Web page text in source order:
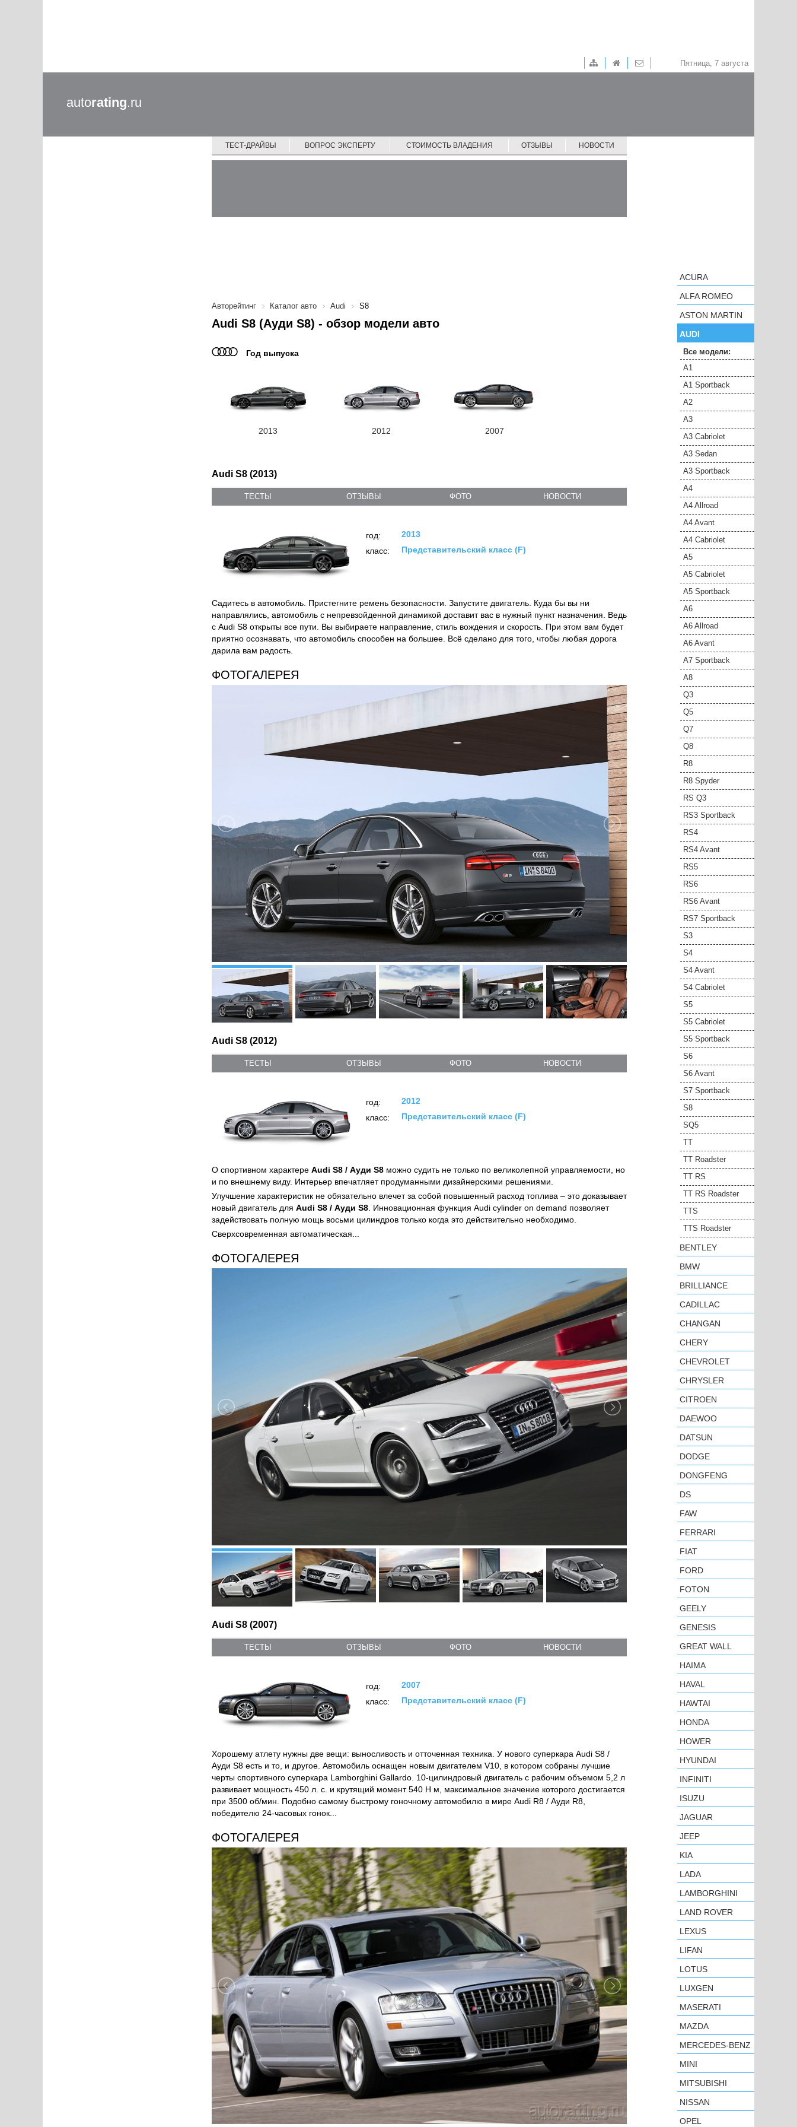
Пятница, 7 августа
autorating.ru
ТЕСТ-ДРАЙВЫ ВОПРОС ЭКСПЕРТУ СТОИМОСТЬ ВЛАДЕНИЯ ОТЗЫВЫ НОВОСТИ
Авторейтинг Каталог авто Audi S8
Audi S8 (Ауди S8) - обзор модели авто
Год выпуска
2013 2012 2007
Audi S8 (2013)
ТЕСТЫ ОТЗЫВЫ ФОТО НОВОСТИ
год:
2013
класс:
Представительский класс (F)
Садитесь в автомобиль. Пристегните ремень безопасности. Запустите двигатель. Куда бы вы ни
направлялись, автомобиль с непревзойденной динамикой доставит вас в нужный пункт назначения. Ведь
с Audi S8 открыты все пути. Вы выбираете направление, стиль вождения и скорость. При этом вам будет
приятно осознавать, что автомобиль способен на большее. Всё сделано для того, чтобы любая дорога
дарила вам радость.
ФОТОГАЛЕРЕЯ
Audi S8 (2012)
ТЕСТЫ ОТЗЫВЫ ФОТО НОВОСТИ
год:
2012
класс:
Представительский класс (F)
О спортивном характере Audi S8 / Ауди S8 можно судить не только по великолепной управляемости, но
и по внешнему виду. Интерьер впечатляет продуманными дизайнерскими решениями.
Улучшение характеристик не обязательно влечет за собой повышенный расход топлива – это доказывает
новый двигатель для Audi S8 / Ауди S8. Инновационная функция Audi cylinder on demand позволяет
задействовать полную мощь восьми цилиндров только когда это действительно необходимо.
Сверхсовременная автоматическая...
ФОТОГАЛЕРЕЯ
Audi S8 (2007)
ТЕСТЫ ОТЗЫВЫ ФОТО НОВОСТИ
год:
2007
класс:
Представительский класс (F)
Хорошему атлету нужны две вещи: выносливость и отточенная техника. У нового суперкара Audi S8 /
Ауди S8 есть и то, и другое. Автомобиль оснащен новым двигателем V10, в котором собраны лучшие
черты спортивного суперкара Lamborghini Gallardo. 10-цилиндровый двигатель с рабочим объемом 5,2 л
развивает мощность 450 л. с. и крутящий момент 540 Н м, максимальное значение которого достигается
при 3500 об/мин. Подобно самому быстрому гоночному автомобилю в мире Audi R8 / Ауди R8,
победителю 24-часовых гонок...
ФОТОГАЛЕРЕЯ
ACURA
ALFA ROMEO
ASTON MARTIN
AUDI
Все модели:
A1
A1 Sportback
A2
A3
A3 Cabriolet
A3 Sedan
A3 Sportback
A4
A4 Allroad
A4 Avant
A4 Cabriolet
A5
A5 Cabriolet
A5 Sportback
A6
A6 Allroad
A6 Avant
A7 Sportback
A8
Q3
Q5
Q7
Q8
R8
R8 Spyder
RS Q3
RS3 Sportback
RS4
RS4 Avant
RS5
RS6
RS6 Avant
RS7 Sportback
S3
S4
S4 Avant
S4 Cabriolet
S5
S5 Cabriolet
S5 Sportback
S6
S6 Avant
S7 Sportback
S8
SQ5
TT
TT Roadster
TT RS
TT RS Roadster
TTS
TTS Roadster
BENTLEY
BMW
BRILLIANCE
CADILLAC
CHANGAN
CHERY
CHEVROLET
CHRYSLER
CITROEN
DAEWOO
DATSUN
DODGE
DONGFENG
DS
FAW
FERRARI
FIAT
FORD
FOTON
GEELY
GENESIS
GREAT WALL
HAIMA
HAVAL
HAWTAI
HONDA
HOWER
HYUNDAI
INFINITI
ISUZU
JAGUAR
JEEP
KIA
LADA
LAMBORGHINI
LAND ROVER
LEXUS
LIFAN
LOTUS
LUXGEN
MASERATI
MAZDA
MERCEDES-BENZ
MINI
MITSUBISHI
NISSAN
OPEL